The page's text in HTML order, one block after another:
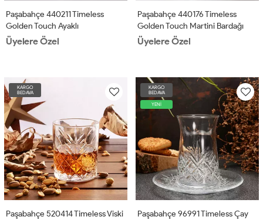
Paşabahçe 440211 Timeless
Golden Touch Ayaklı
Dondurmalık 4'lü
Üyelere Özel
Paşabahçe 440176 Timeless
Golden Touch Martini Bardağı
4'lü
Üyelere Özel
KARGO
BEDAVA
Paşabahçe 520414 Timeless Viski
KARGO
BEDAVA
YENİ
Paşabahçe 96991 Timeless Çay